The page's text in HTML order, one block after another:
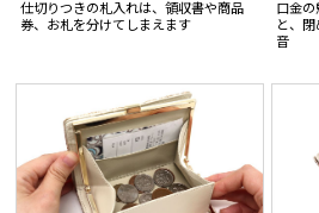
仕切りつきの札入れは、領収書や商品
券、お札を分けてしまえます
口金
と、
音